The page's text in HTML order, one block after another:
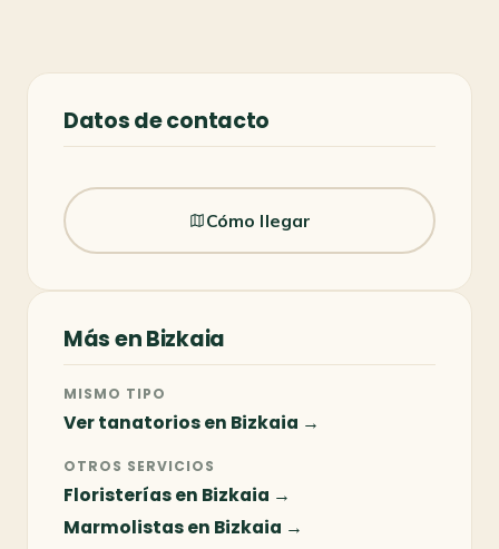
Datos de contacto
Cómo llegar
Más en Bizkaia
MISMO TIPO
Ver tanatorios en Bizkaia →
OTROS SERVICIOS
Floristerías en Bizkaia →
Marmolistas en Bizkaia →